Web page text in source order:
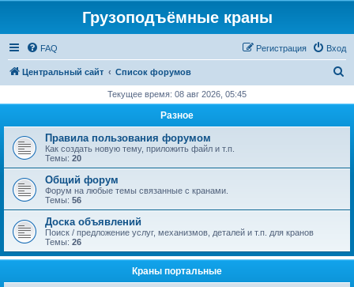
Грузоподъёмные краны
FAQ Вход
Регистрация
Центральный сайт Список форумов
с
Текущее время: 08 авг 2026, 05:45
Разное
Правила пользования форумом
Как создать новую тему, приложить файл и т.п.
Темы: 20
Общий форум
Форум на любые темы связанные с кранами.
Темы: 56
Доска объявлений
Поиск / предложение услуг, механизмов, деталей и т.п. для кранов
Темы: 26
Краны портальные